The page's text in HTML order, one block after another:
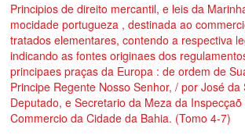
Principios de direito mercantil, e leis da
mocidade portugueza , destinada ao
tratados elementares, contendo a respectiva
indicando as fontes originaes dos
principaes praças da Europa : de ordem de
Principe Regente Nosso Senhor, / por José da
Deputado, e Secretario da Meza da
Commercio da Cidade da Bahia. (Tomo 4-7)